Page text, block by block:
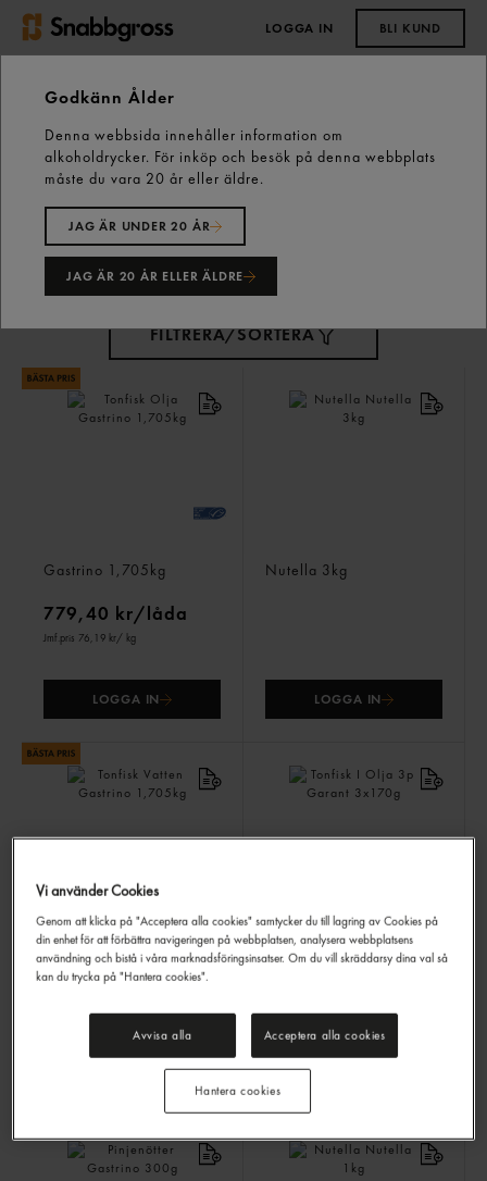
LOGGA IN BLI KUND
Frukost &
Mellanmål
FILTRERA/SORTERA
Gastrino 1,705kg
779,40 kr/låda
Jmf.pris 76,19 kr/ kg
LOGGA IN
Nutella 3kg
LOGGA IN
Tonfisk Vatten
Gastrino1,705kg
779,40 kr/låda
Jmf.pris 76,19 kr/ kg
Tonfisk I Olja 3p
Garant3x170g
Godkänn Ålder
Denna webbsida innehåller information om
alkoholdrycker. För inköp och besök på denna webbplats
måste du vara 20 år eller äldre.
JAG ÄR UNDER 20 ÅR
JAG ÄR 20 ÅR ELLER ÄLDRE
Vi använder Cookies
Genom att klicka på "Acceptera alla cookies" samtycker du till lagring av Cookies på
din enhet för att förbättra navigeringen på webbplatsen, analysera webbplatsens
användning och bistå i våra marknadsföringsinsatser. Om du vill skräddarsy dina val så
kan du trycka på "Hantera cookies".
Avvisa alla Acceptera alla cookies
Hantera cookies